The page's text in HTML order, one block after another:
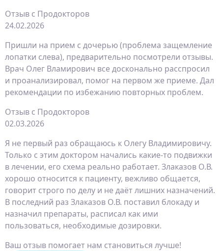
Отзыв с Продокторов
24.02.2026
Пришли на прием с дочерью (проблема защемление
лопатки слева), предварительно посмотрели отзывы.
Врач Олег Вламирович все досконально расспросил
и проанализировал, помог на первом же приеме. Дал
рекомендации по избежанию повторных проблем.
Отзыв с Продокторов
02.03.2026
Я не первый раз обращаюсь к Олегу Владимировичу.
Только с этим доктором начались какие-то подвижки
в лечении, его схема реально работает. Злаказов О.В.
хорошо относится к пациенту, вежливо общается,
говорит строго по делу и не даёт лишних назначений.
В последний раз Злаказов О.В. поставил блокаду​ и
назначил препараты, расписал как ими
пользоваться, необходимые дозировки.
Ваш отзыв помогает нам становиться лучше!